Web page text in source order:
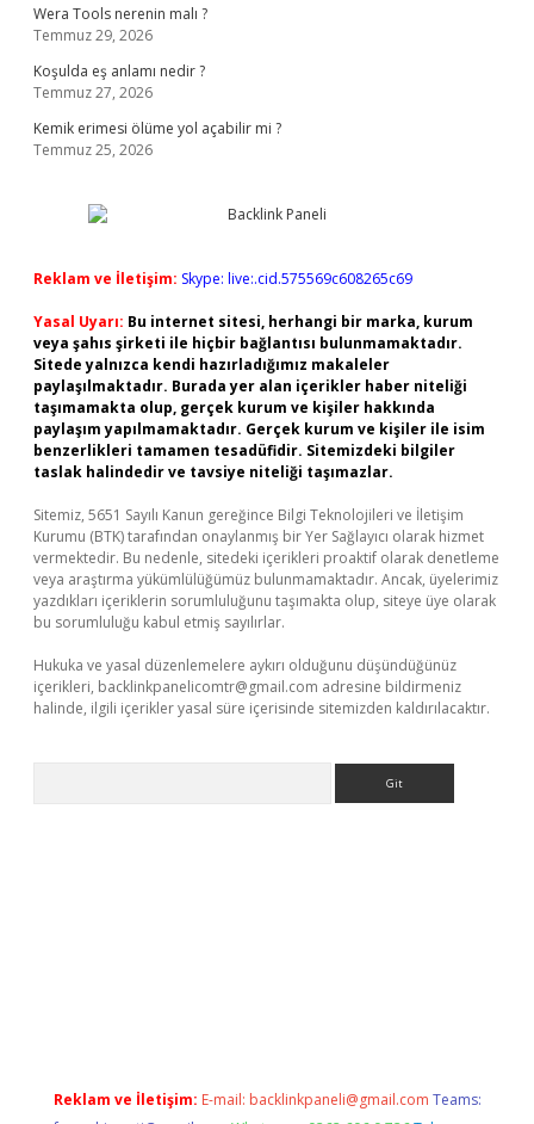
Wera Tools nerenin malı ?
Temmuz 29, 2026
Koşulda eş anlamı nedir ?
Temmuz 27, 2026
Kemik erimesi ölüme yol açabilir mi ?
Temmuz 25, 2026
Reklam ve İletişim: Skype: live:.cid.575569c608265c69
Yasal Uyarı: Bu internet sitesi, herhangi bir marka, kurum
veya şahıs şirketi ile hiçbir bağlantısı bulunmamaktadır.
Sitede yalnızca kendi hazırladığımız makaleler
paylaşılmaktadır. Burada yer alan içerikler haber niteliği
taşımamakta olup, gerçek kurum ve kişiler hakkında
paylaşım yapılmamaktadır. Gerçek kurum ve kişiler ile isim
benzerlikleri tamamen tesadüfidir. Sitemizdeki bilgiler
taslak halindedir ve tavsiye niteliği taşımazlar.
Sitemiz, 5651 Sayılı Kanun gereğince Bilgi Teknolojileri ve İletişim
Kurumu (BTK) tarafından onaylanmış bir Yer Sağlayıcı olarak hizmet
vermektedir. Bu nedenle, sitedeki içerikleri proaktif olarak denetleme
veya araştırma yükümlülüğümüz bulunmamaktadır. Ancak, üyelerimiz
yazdıkları içeriklerin sorumluluğunu taşımakta olup, siteye üye olarak
bu sorumluluğu kabul etmiş sayılırlar.
Hukuka ve yasal düzenlemelere aykırı olduğunu düşündüğünüz
içerikleri, backlinkpanelicomtr@gmail.com adresine bildirmeniz
halinde, ilgili içerikler yasal süre içerisinde sitemizden kaldırılacaktır.
Reklam ve İletişim: E-mail: backlinkpaneli@gmail.com Teams: